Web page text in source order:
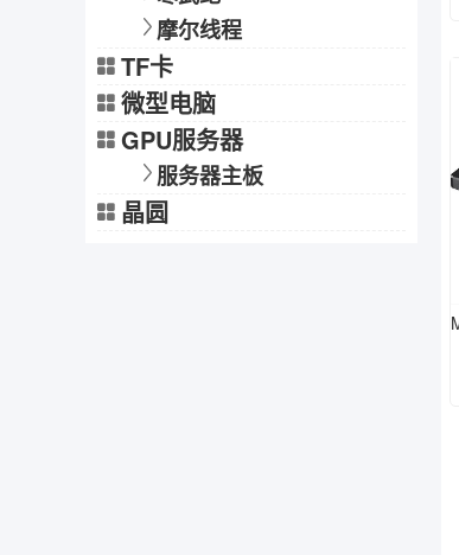
摩尔线程
TF卡
微型电脑
GPU服务器
服务器主板
晶圆